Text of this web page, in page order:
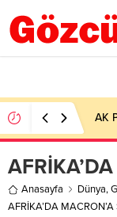
AK
Anasayfa Dünya,
AFRİKA’DA MACRON’A